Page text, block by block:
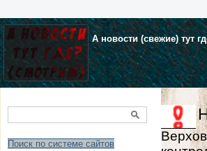
А новости (свежие) тут
Поиск по системе сайтов